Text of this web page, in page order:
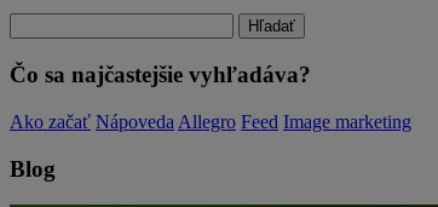
Čo sa najčastejšie vyhľadáva?
Ako začať Nápoveda Allegro Feed Image marketing
Blog